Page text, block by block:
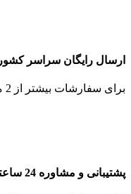
ارسال رایگان سراسر کشور
برای سفارشات بیشتر از 2 میلیون تومان
پشتیبانی و مشاوره 24 ساعته